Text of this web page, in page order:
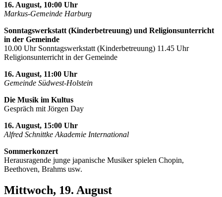
16. August, 10:00 Uhr
Markus-Gemeinde Harburg
Sonntagswerkstatt (Kinderbetreuung) und Religionsunterricht
in der Gemeinde
10.00 Uhr Sonntagswerkstatt (Kinderbetreuung) 11.45 Uhr
Religionsunterricht in der Gemeinde
16. August, 11:00 Uhr
Gemeinde Südwest-Holstein
Die Musik im Kultus
Gespräch mit Jörgen Day
16. August, 15:00 Uhr
Alfred Schnittke Akademie International
Sommerkonzert
Herausragende junge japanische Musiker spielen Chopin,
Beethoven, Brahms usw.
Mittwoch, 19. August